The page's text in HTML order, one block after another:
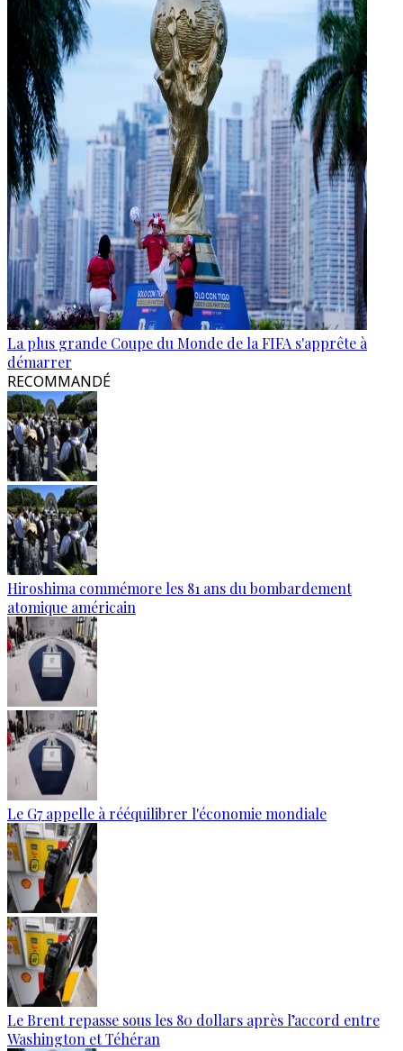
La plus grande Coupe du Monde de la FIFA s'apprête à
démarrer
RECOMMANDÉ
Hiroshima commémore les 81 ans du bombardement
atomique américain
Le G7 appelle à rééquilibrer l'économie mondiale
Le Brent repasse sous les 80 dollars après l’accord entre
Washington et Téhéran